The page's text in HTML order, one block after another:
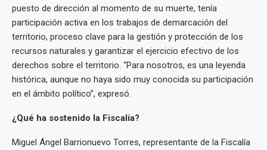
puesto de dirección al momento de su muerte, tenía
participación activa en los trabajos de demarcación del
territorio, proceso clave para la gestión y protección de los
recursos naturales y garantizar el ejercicio efectivo de los
derechos sobre el territorio. “Para nosotros, es una leyenda
histórica, aunque no haya sido muy conocida su participación
en el ámbito político”, expresó.
¿Qué ha sostenido la Fiscalía?
Miguel Ángel Barrionuevo Torres, representante de la Fiscalía